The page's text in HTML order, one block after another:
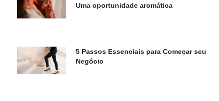
Uma oportunidade aromática
5 Passos Essenciais para Começar seu
Negócio